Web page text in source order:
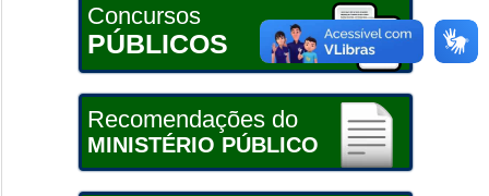
Concursos
PÚBLICOS
Recomendações do
MINISTÉRIO PÚBLICO